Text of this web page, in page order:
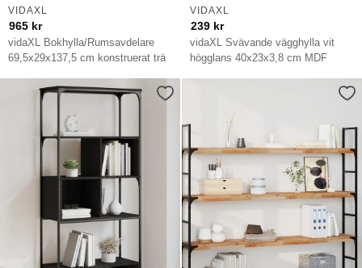
vidaXL Bokhylla/Rumsavdelare
69,5x29x137,5 cm konstruerat trä
VIDAXL
965 kr
vidaXL Svävande vägghylla vit
högglans 40x23x3,8 cm MDF
VIDAXL
239 kr